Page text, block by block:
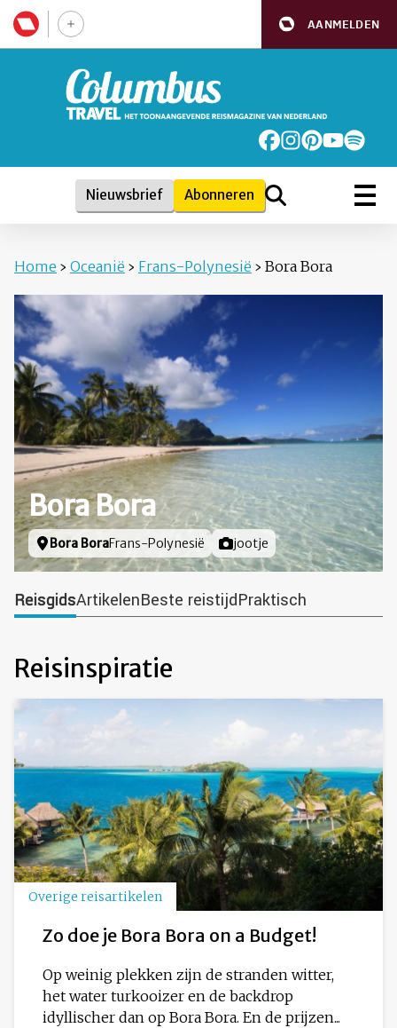
AANMELDEN
Nieuwsbrief Abonneren
Home › Oceanië › Frans-Polynesië › Bora Bora
Bora Bora
Locatie
Bora BoraFrans-Polynesië Foto door
jootje
ReisgidsArtikelenBeste reistijdPraktisch
Reisinspiratie
Overige reisartikelen
Zo doe je Bora Bora on a Budget!
Op weinig plekken zijn de stranden witter,
het water turkooizer en de backdrop
idyllischer dan op Bora Bora. En de prijzen...